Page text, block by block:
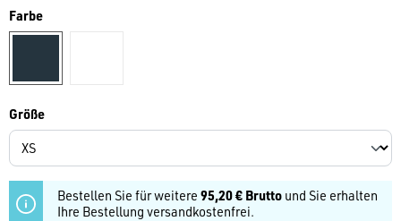
Farbeauswählen
Größeauswählen
Bestellen Sie für weitere 95,20 € Brutto und Sie erhalten
Ihre Bestellung versandkostenfrei.